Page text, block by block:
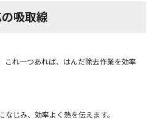
吸取線
これ一つあれば、はんだ除去作業を効率
じみ、効率よく熱を伝えます。